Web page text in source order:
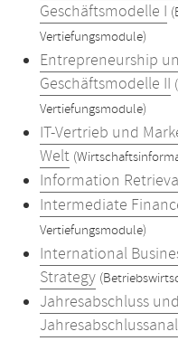
Geschäftsmodelle I
Vertiefungsmodule)
Entrepreneurship
Geschäftsmodelle II
Vertiefungsmodule)
IT-Vertrieb und
Welt
Information
Intermediate
Vertiefungsmodule)
International
Strategy
Jahresabschluss und